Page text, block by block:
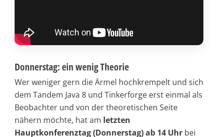
Donnerstag: ein wenig Theorie
Wer weniger gern die Ärmel hochkrempelt und sich
dem Tandem Java 8 und Tinkerforge erst einmal als
Beobachter und von der theoretischen Seite
nähern möchte, hat am letzten
Hauptkonferenztag (Donnerstag) ab 14 Uhr bei